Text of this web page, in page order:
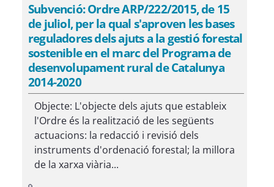
Subvenció: Ordre ARP/222/2015, de 15
de juliol, per la qual s'aproven les bases
reguladores dels ajuts a la gestió forestal
sostenible en el marc del Programa de
desenvolupament rural de Catalunya
2014-2020
Objecte: L'objecte dels ajuts que estableix
l'Ordre és la realització de les següents
actuacions: la redacció i revisió dels
instruments d'ordenació forestal; la millora
de la xarxa viària...